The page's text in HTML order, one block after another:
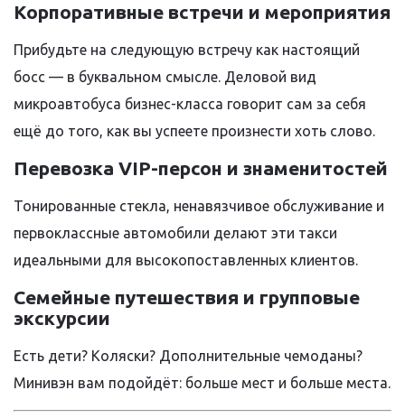
Корпоративные встречи и мероприятия
Прибудьте на следующую встречу как настоящий
босс — в буквальном смысле. Деловой вид
микроавтобуса бизнес-класса говорит сам за себя
ещё до того, как вы успеете произнести хоть слово.
Перевозка VIP-персон и знаменитостей
Тонированные стекла, ненавязчивое обслуживание и
первоклассные автомобили делают эти такси
идеальными для высокопоставленных клиентов.
Семейные путешествия и групповые
экскурсии
Есть дети? Коляски? Дополнительные чемоданы?
Минивэн вам подойдёт: больше мест и больше места.